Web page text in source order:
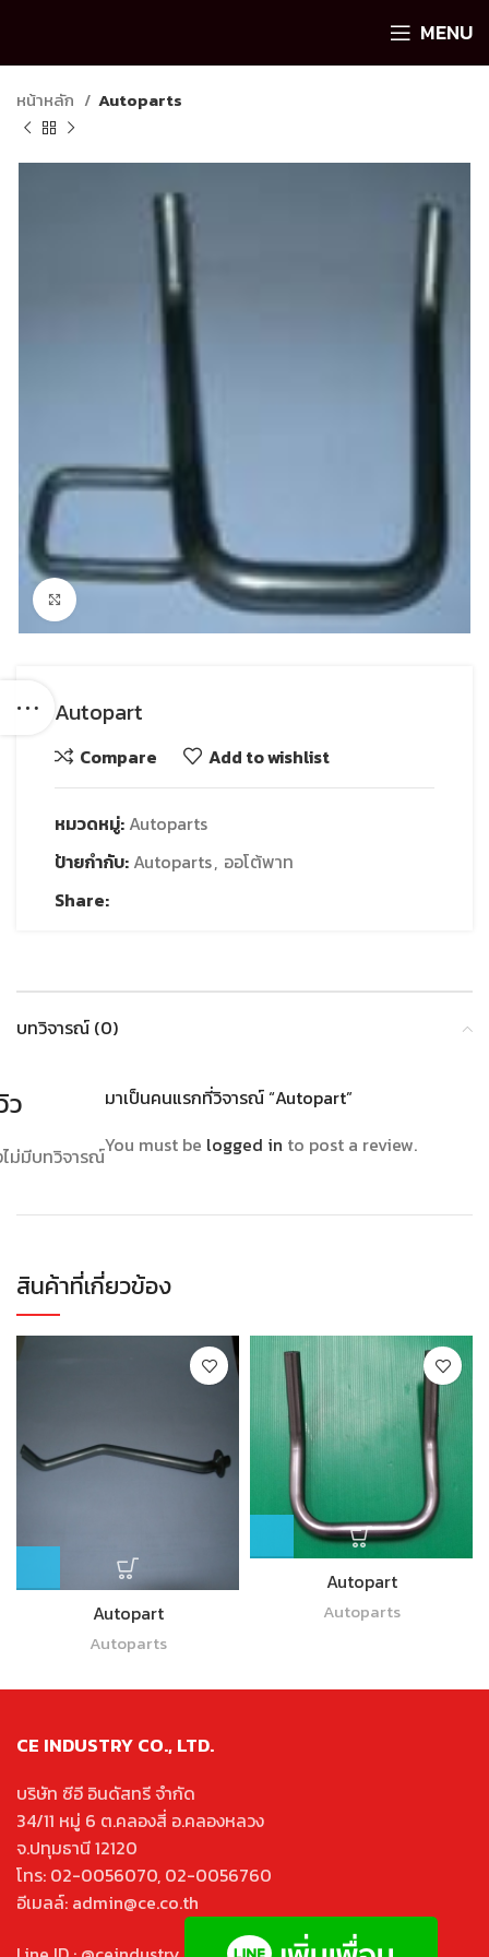
MENU
หน้าหลัก Autoparts
Autopart
Compare Add to wishlist
หมวดหมู่: Autoparts
ป้ายกำกับ: Autoparts, ออโต้พาท
Share:
บทวิจารณ์ (0)
ว
ม่มีบทวิจารณ์
มาเป็นคนแรกที่วิจารณ์ “Autopart”
You must be logged in to post a review.
สินค้าที่เกี่ยวข้อง
Autopart
Autoparts
Autopart
Autoparts
CE INDUSTRY CO., LTD.
บริษัท ซีอี อินดัสทรี จำกัด
34/11 หมู่ 6 ต.คลองสี่ อ.คลองหลวง
จ.ปทุมธานี 12120
โทร: 02-0056070, 02-0056760
อีเมลล์: admin@ce.co.th